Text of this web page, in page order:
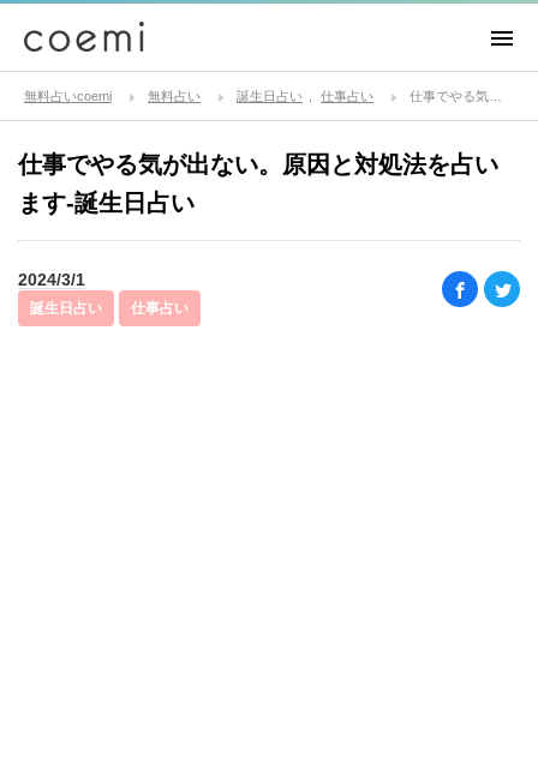
無料占いcoemi 無料占い 誕生日占い 仕事占い
仕事でやる気が出ない。原因と対処法を占い
ます-誕生日占い
2024/3/1
誕生日占い 仕事占い